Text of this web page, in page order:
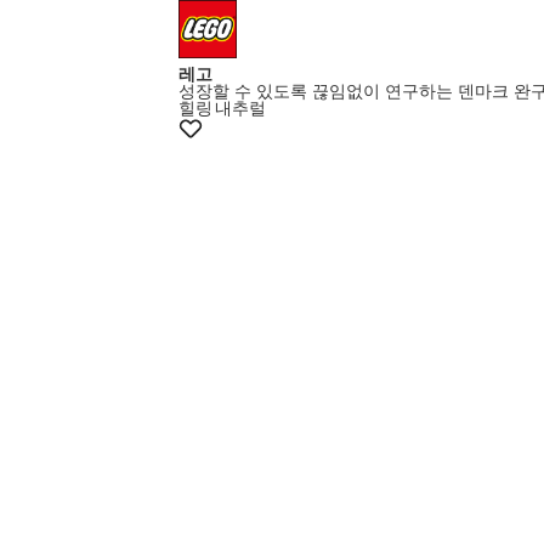
레고
성장할 수 있도록 끊임없이 연구하는 덴마크 완
힐링 내추럴